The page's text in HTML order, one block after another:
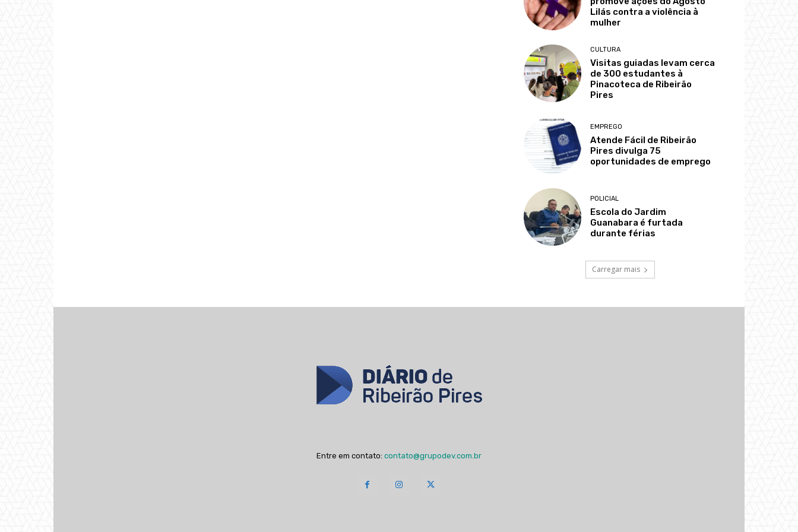
Lilás contra a violência à
mulher
CULTURA
Visitas guiadas levam cerca
de 300 estudantes à
Pinacoteca de Ribeirão
Pires
EMPREGO
Atende Fácil de Ribeirão
Pires divulga 75
oportunidades de emprego
POLICIAL
Escola do Jardim
Guanabara é furtada
durante férias
Carregar mais
Entre em contato: contato@grupodev.com.br